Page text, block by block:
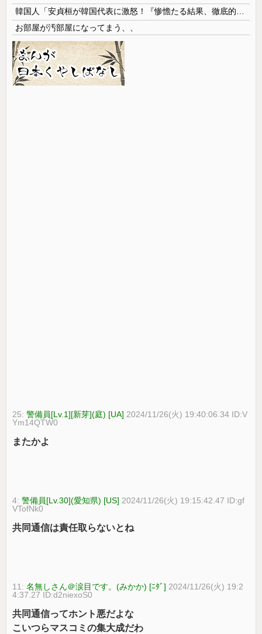
お部屋が汚部屋になってまう、、
25:警備員[Lv.1][新芽](庭) [UA] 2024/11/26(火) 19:40:06.34 ID:V
Ym14QTW0
またかよ
4:警備員[Lv.30](愛知県) [US] 2024/11/26(火) 19:15:42.47 ID:gf
VTofNk0
共同通信は責任取らないとね
11:名無しさん＠涙目です。(みかか) [ﾆﾀﾞ] 2024/11/26(火) 19:2
4:37.27 ID:d2niexoS0
共同通信ってホント悪だよな
こいつらマスコミの集大成だわ